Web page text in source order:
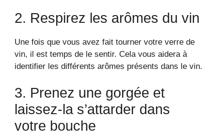
2. Respirez les arômes du vin
Une fois que vous avez fait tourner votre verre de
vin, il est temps de le sentir. Cela vous aidera à
identifier les différents arômes présents dans le vin.
3. Prenez une gorgée et
laissez-la s’attarder dans
votre bouche